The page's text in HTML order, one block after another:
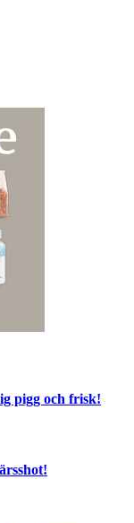
pigg och frisk!